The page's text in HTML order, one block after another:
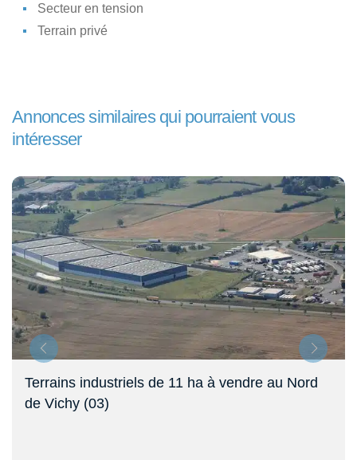
Secteur en tension
Terrain privé
Annonces similaires qui pourraient vous
intéresser
Terrains industriels de 11 ha à vendre au Nord
de Vichy (03)